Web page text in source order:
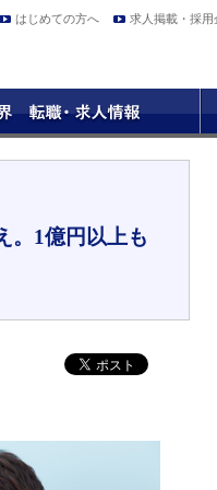
はじめての方へ 求人掲載・採用
。1億円以上も